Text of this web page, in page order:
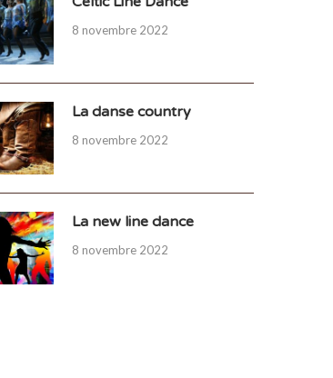
8 novembre 2022
La danse country
8 novembre 2022
La new line dance
8 novembre 2022